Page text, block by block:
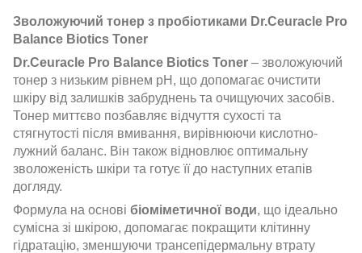
Зволожуючий тонер з пробіотиками Dr.Ceuracle Pro
Balance Biotics Toner
Dr.Ceuracle Pro Balance Biotics Toner – зволожуючий
тонер з низьким рівнем pH, що допомагає очистити
шкіру від залишків забруднень та очищуючих засобів.
Тонер миттєво позбавляє відчуття сухості та
стягнутості після вмивання, вирівнюючи кислотно-
лужний баланс. Він також відновлює оптимальну
зволоженість шкіри та готує її до наступних етапів
догляду.
Формула на основі біоміметичної води, що ідеально
сумісна зі шкірою, допомагає покращити клітинну
гідратацію, зменшуючи трансепідермальну втрату